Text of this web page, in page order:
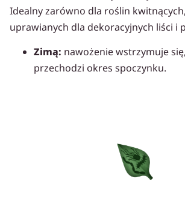
Idealny zarówno dla roślin
uprawianych dla dekoracyjnych liści i
Zimą: nawożenie wstrzymuje
przechodzi okres spoczynku.